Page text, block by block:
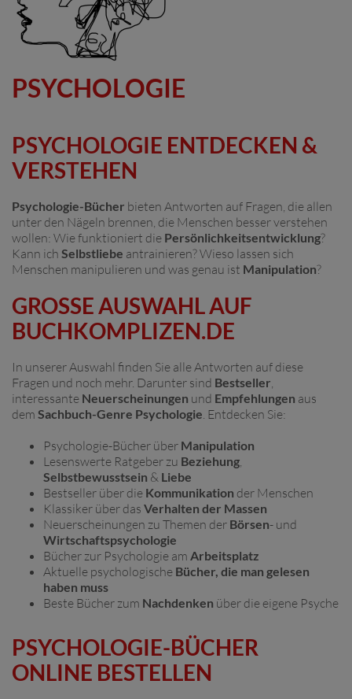
PSYCHOLOGIE
PSYCHOLOGIE ENTDECKEN &
VERSTEHEN
Psychologie-Bücher bieten Antworten auf Fragen, die allen
unter den Nägeln brennen, die Menschen besser verstehen
wollen: Wie funktioniert die Persönlichkeitsentwicklung?
Kann ich Selbstliebe antrainieren? Wieso lassen sich
Menschen manipulieren und was genau ist Manipulation?
GROSSE AUSWAHL AUF B
UCHKOMPLIZEN.DE
In unserer Auswahl finden Sie alle Antworten auf diese
Fragen und noch mehr. Darunter sind Bestseller
interessante Neuerscheinungen und Empfehlungen aus
dem Sachbuch-Genre Psychologie . Entdecken Sie:
Psychologie-Bücher über Manipulation
Lesenswerte Ratgeber zu Beziehung
Selbstbewusstsein & Liebe
Bestseller über die Kommunikation der Menschen
Klassiker über das Verhalten der Massen
Neuerscheinungen zu Themen der Börsen- und
Wirtschaftspsychologie
Bücher zur Psychologie am Arbeitsplatz
Aktuelle psychologische Bücher, die man gelesen
haben muss
Beste Bücher zum Nachdenken über die eigene Psyche
PSYCHOLOGIE-BÜCHER
ONLINE BESTELLEN